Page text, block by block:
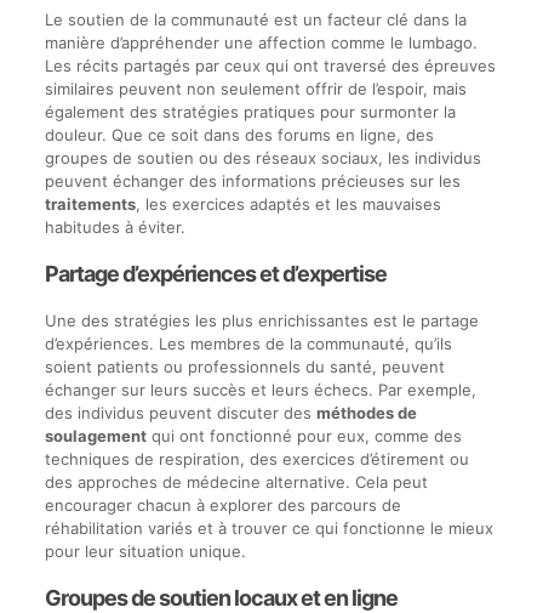
Le soutien de la communauté est un facteur clé dans la
manière d’appréhender une affection comme le lumbago.
Les récits partagés par ceux qui ont traversé des épreuves
similaires peuvent non seulement offrir de l’espoir, mais
également des stratégies pratiques pour surmonter la
douleur. Que ce soit dans des forums en ligne, des
groupes de soutien ou des réseaux sociaux, les individus
peuvent échanger des informations précieuses sur les
traitements, les exercices adaptés et les mauvaises
habitudes à éviter.
Partage d’expériences et d’expertise
Une des stratégies les plus enrichissantes est le partage
d’expériences. Les membres de la communauté, qu’ils
soient patients ou professionnels du santé, peuvent
échanger sur leurs succès et leurs échecs. Par exemple,
des individus peuvent discuter des méthodes de
soulagementqui ont fonctionné pour eux, comme des
techniques de respiration, des exercices d’étirement ou
des approches de médecine alternative. Cela peut
encourager chacun à explorer des parcours de
réhabilitation variés et à trouver ce qui fonctionne le mieux
pour leur situation unique.
Groupes de soutien locaux et en ligne